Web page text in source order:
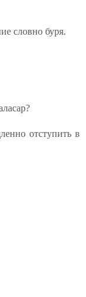
словно буря.
отступить в